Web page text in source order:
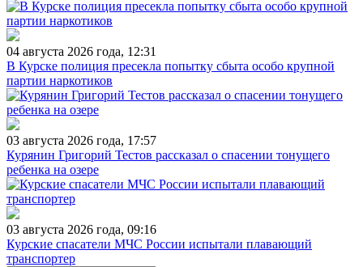
04 августа 2026 года, 12:31
В Курске полиция пресекла попытку сбыта особо крупной
партии наркотиков
03 августа 2026 года, 17:57
Курянин Григорий Тестов рассказал о спасении тонущего
ребенка на озере
03 августа 2026 года, 09:16
Курские спасатели МЧС России испытали плавающий
транспортер